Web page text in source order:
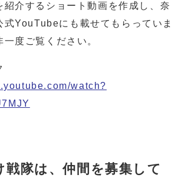
介するショート動画を作成し、奈
式YouTubeにも載せてもらっていま
度ご覧ください。
watch?
戦隊は、仲間を募集して